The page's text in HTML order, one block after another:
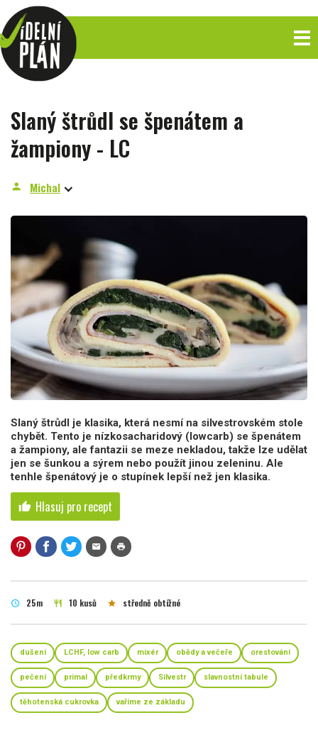
Slaný štrůdl se špenátem a
žampiony - LC
person Michal
Slaný štrůdl je klasika, která nesmí na silvestrovském stole
chybět. Tento je nízkosacharidový (lowcarb) se špenátem
a žampiony, ale fantazii se meze nekladou, takže lze udělat
jen se šunkou a sýrem nebo použít jinou zeleninu. Ale
tenhle špenátový je o stupínek lepší než jen klasika.
thumb_up Hlasuj pro recept
mail print
schedule 25m restaurant 10 kusů star středně obtížné
dušení LCHF, low carb mixér obědy a večeře orestování
pečení primal předkrmy Silvestr slavnostní tabule
těhotenská cukrovka vaříme ze základu